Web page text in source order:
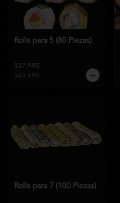
Rolls para 5 (80 Piezas)
$37.990
$43.990
Rolls para 7 (100 Piezas)